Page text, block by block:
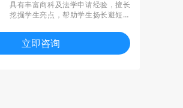
具有丰富商科及法学申请经验，擅长
挖掘学生亮点，帮助学生扬长避短。
值得信赖的导师”。凭借出色的工作表
现，获得指南者“年度优秀个人”称号。
立即咨询